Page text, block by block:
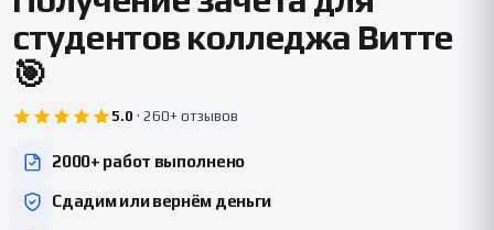
студентов колледжа Витте
🎯
5.0 ·260+ отзывов
2000+ работ выполнено
Сдадим или вернём деньги